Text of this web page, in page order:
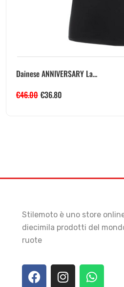
Dainese ANNIVERSARY La...
€46.00 €36.80
Stilemoto è uno store
diecimila prodotti del
ruote